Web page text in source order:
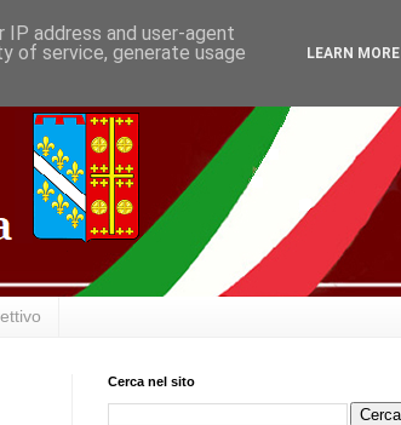
Cerca nel sito
address and user-agent
of service, generate usage
LEARN MORE